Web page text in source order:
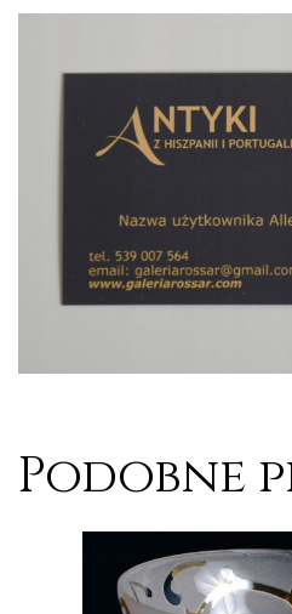
Podobne